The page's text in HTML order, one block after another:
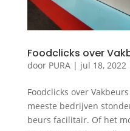
Foodclicks over
door PURA| jul 18, 2022
Foodclicks over
meeste bedrijven
beurs facilitair. Of het